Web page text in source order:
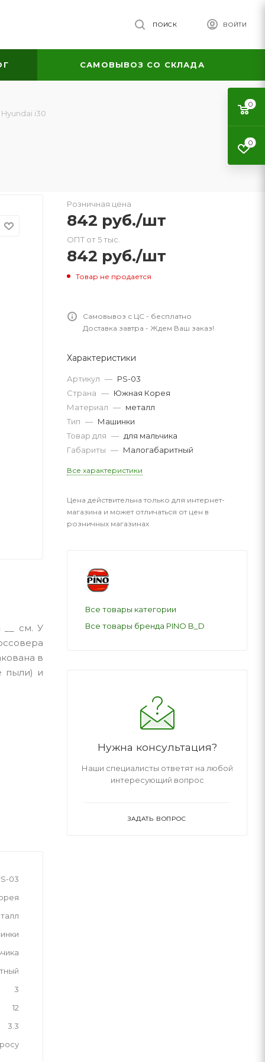
ВОЙТИ
ПОИСК
САМОВЫВОЗ СО СКЛАДА
i30
__ см. У
в
пыли) и
03
3
12
3.3
Розничная цена
842 руб./шт
ОПТ от 5 тыс.
842 руб./шт
Товар не продается
Самовывоз с ЦС - бесплатно
Доставка завтра - Ждем Ваш заказ!
Характеристики
Артикул — PS-03
Страна — Южная Корея
Материал — металл
Тип — Машинки
Товар для — для мальчика
Габариты — Малогабаритный
Все характеристики
Цена действительна только для интернет-
магазина и может отличаться от цен в
розничных магазинах
Все товары категории
Все товары бренда PINO B_D
Нужна консультация?
Наши специалисты ответят на любой
интересующий вопрос
ЗАДАТЬ ВОПРОС
0
0